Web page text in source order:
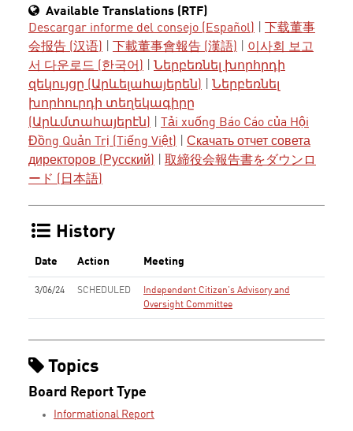
Available Translations (RTF)
Descargar informe del consejo (Español)
下载董事
会报告 (汉语)
下載董事會報告 (漢語)
이사회 보고
서 다운로드 (한국어)
Ներբեռնել խորհրդի
զեկույցը (Արևելահայերեն)
Ներբեռնել
խորհուրդի տեղեկագիրը
(Արևմտահայերէն)
Tải xuống Báo Cáo của Hội
Đồng Quản Trị (Tiếng Việt)
Скачать отчет совета
директоров (Русский)
取締役会報告書をダウンロ
ード (日本語)
History
Date Action Meeting
3/06/24 SCHEDULED
Independent Citizen's Advisory and
Oversight Committee
Topics
Board Report Type
Informational Report